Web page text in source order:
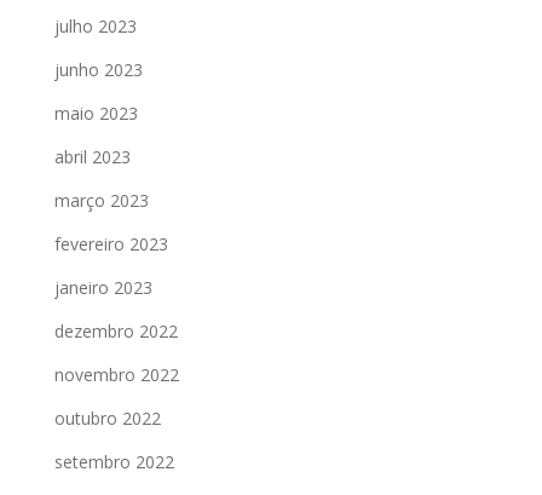
julho 2023
junho 2023
maio 2023
abril 2023
março 2023
fevereiro 2023
janeiro 2023
dezembro 2022
novembro 2022
outubro 2022
setembro 2022